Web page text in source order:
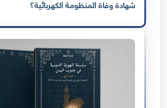
شهادة وفاة المنظومة الكهربائية؟